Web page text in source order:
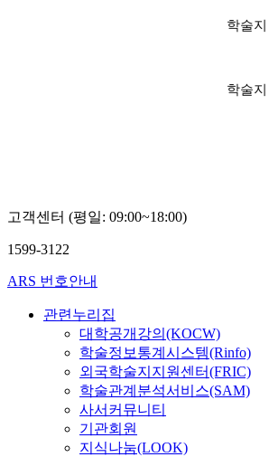
학술
학술
고객센터 (평일: 09:00~18:00)
1599-3122
ARS 번호안내
관련누리집
대학공개강의(KOCW)
학술정보통계시스템(Rinfo)
외국학술지지원센터(FRIC)
학술관계분석서비스(SAM)
사서커뮤니티
기관회원
지식나눔(LOOK)